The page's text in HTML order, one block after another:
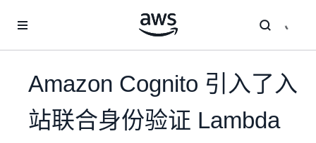
Amazon Cognito 引入了入
站联合身份验证 Lambda